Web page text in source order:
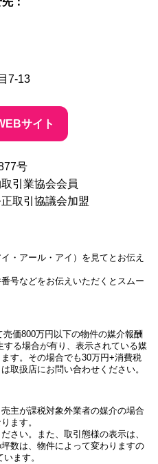
7-13
サイト
号
引業協会会員
取引協議会加盟
・アール・アイ）を見てとお伝え
号などをお伝えいただくとスムー
価800万円以下の物件の媒介報酬
る場合が有り、表示されている媒
す。その場合でも30万円+消費税
取扱店にお問い合わせください。
主が課税対象外業者の媒介の場合
ます。
さい。また、取引態様の表示は、
数は、物件によって変わりますの
ます。